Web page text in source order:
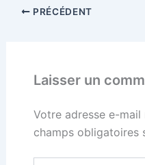
PRÉCÉDENT
Laisser un
Votre adresse e-mail
champs obligatoires